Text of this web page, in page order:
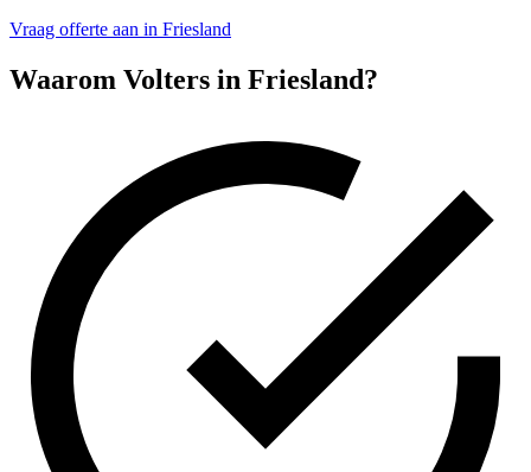
Vraag offerte aan in Friesland
Waarom Volters in Friesland?